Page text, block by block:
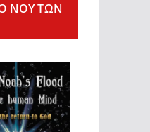
ΝΟΥ ΤΩΝ